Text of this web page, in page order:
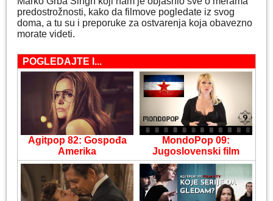
predostrožnosti, kako da filmove pogledate iz svog
doma, a tu su i preporuke za ostvarenja koja obavezno
morate videti.
POGLEDAJTE I...
Agitpop 82: Gospođa
Amerika
MondoPop 09:
Jugoslovenski film